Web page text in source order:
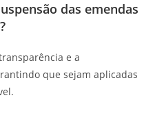
das emendas
e a
que sejam aplicadas